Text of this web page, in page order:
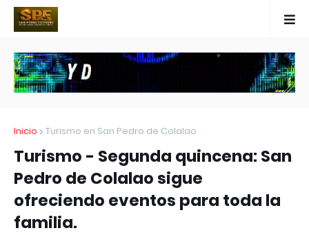
Inicio Turismo en San Pedro de Colalao
Turismo - Segunda quincena: San
Pedro de Colalao sigue
ofreciendo eventos para toda la
familia.